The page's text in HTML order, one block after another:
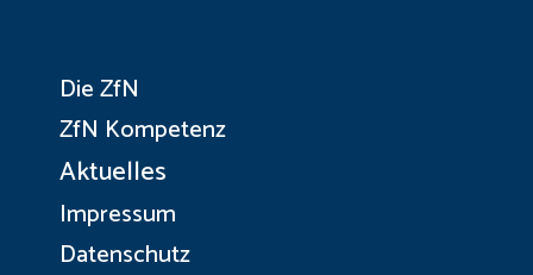
Die ZfN
ZfN Kompetenz
Aktuelles
Impressum
Datenschutz